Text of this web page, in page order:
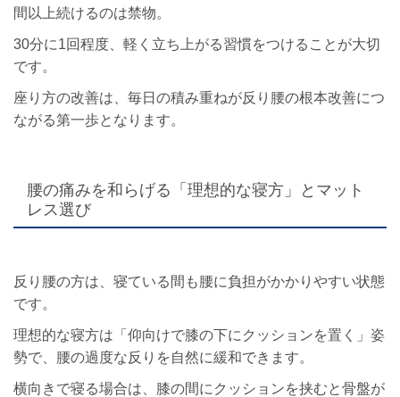
間以上続けるのは禁物。
30分に1回程度、軽く立ち上がる習慣をつけることが大切
です。
座り方の改善は、毎日の積み重ねが反り腰の根本改善につ
ながる第一歩となります。
腰の痛みを和らげる「理想的な寝方」とマット
レス選び
反り腰の方は、寝ている間も腰に負担がかかりやすい状態
です。
理想的な寝方は「仰向けで膝の下にクッションを置く」姿
勢で、腰の過度な反りを自然に緩和できます。
横向きで寝る場合は、膝の間にクッションを挟むと骨盤が